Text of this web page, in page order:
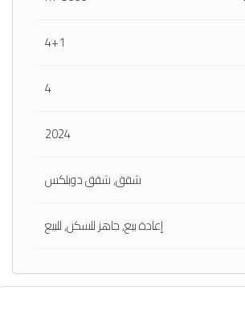
4+1
4
2024
شقق, شقق دوبلكس
إعادة بيع, جاهز للسكن, للبيع